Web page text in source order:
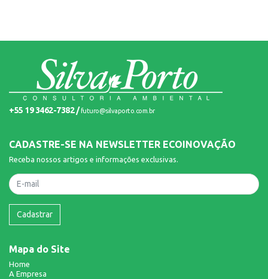
+55 19 3462-7382 /futuro@silvaporto.com.br
CADASTRE-SE NA NEWSLETTER ECOINOVAÇÃO
Receba nossos artigos e informações exclusivas.
Nome
Cadastrar
Mapa do Site
Home
A Empresa